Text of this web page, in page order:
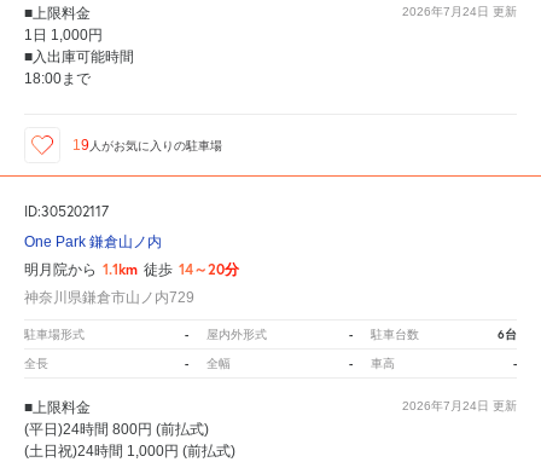
2026年7月24日 更新
■上限料金
1日 1,000円
■入出庫可能時間
18:00まで
19 人がお気に入りの駐車場
ID:305202117
One Park 鎌倉山ノ内
明月院から 1.1km 徒歩 14～20分
神奈川県鎌倉市山ノ内729
駐車場形式 - 屋内外形式 - 駐車台数 6台
全長 - 全幅 - 車高 -
2026年7月24日 更新
■上限料金
(平日)24時間 800円 (前払式)
(土日祝)24時間 1,000円 (前払式)